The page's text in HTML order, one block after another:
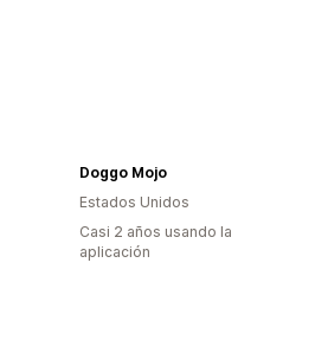
Doggo Mojo
Estados Unidos
Casi 2 años usando la
aplicación